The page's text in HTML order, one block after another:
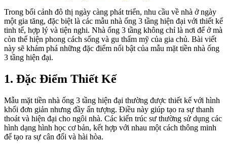
Trong bối cảnh đô thị ngày càng phát triển, nhu cầu về nhà ở ngày
một gia tăng, đặc biệt là các mẫu nhà ống 3 tầng hiện đại với thiết kế
tinh tế, hợp lý và tiện nghi. Nhà ống 3 tầng không chỉ là nơi để ở mà
còn thể hiện phong cách sống và gu thẩm mỹ của gia chủ. Bài viết
này sẽ khám phá những đặc điểm nổi bật của mẫu mặt tiền nhà ống
3 tầng hiện đại.
1. Đặc Điểm Thiết Kế
Mẫu mặt tiền nhà ống 3 tầng hiện đại thường được thiết kế với hình
khối đơn giản nhưng đầy ấn tượng. Điều này giúp tạo ra sự thanh
thoát và hiện đại cho ngôi nhà. Các kiến trúc sư thường sử dụng các
hình dạng hình học cơ bản, kết hợp với nhau một cách thông minh
để tạo ra sự cân đối và hài hòa.